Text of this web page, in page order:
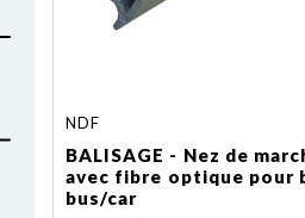
NDF
BALISAGE - Nez de
avec fibre optique pour
bus/car